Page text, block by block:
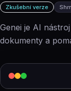
Zkušební verze
Genei je AI
dokumenty a